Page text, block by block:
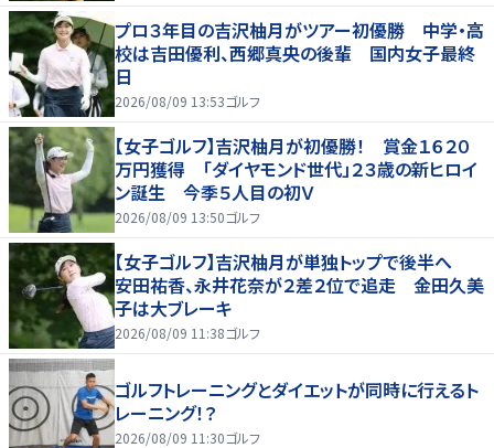
プロ３年目の吉沢柚月がツアー初優勝 中学・高
校は吉田優利、西郷真央の後輩 国内女子最終
日
2026/08/09 13:53ゴルフ
【女子ゴルフ】吉沢柚月が初優勝！ 賞金１６２０
万円獲得 「ダイヤモンド世代」２３歳の新ヒロイ
ン誕生 今季５人目の初Ｖ
2026/08/09 13:50ゴルフ
【女子ゴルフ】吉沢柚月が単独トップで後半へ
安田祐香、永井花奈が２差２位で追走 金田久美
子は大ブレーキ
2026/08/09 11:38ゴルフ
ゴルフトレーニングとダイエットが同時に行えるト
レーニング！？
2026/08/09 11:30ゴルフ